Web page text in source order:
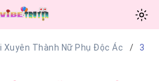
Xuyên Thành Nữ Phụ Độc Ác 3